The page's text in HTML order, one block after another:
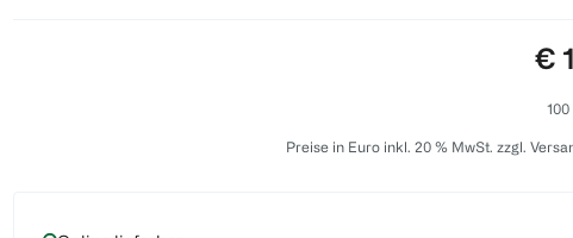
€
Preise in Euro inkl. 20 % MwSt. zzgl.